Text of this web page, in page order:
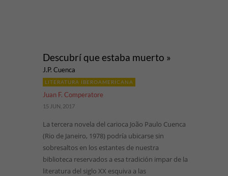
Descubrí que estaba muerto »
J.P. Cuenca
LITERATURA IBEROAMERICANA
Juan F. Comperatore
15 JUN, 2017
La tercera novela del carioca João Paulo Cuenca
(Rio de Janeiro, 1978) podría ubicarse sin
sobresaltos en los estantes de nuestra
biblioteca reservados a esa tradición impar de la
literatura del siglo XX esquiva a las